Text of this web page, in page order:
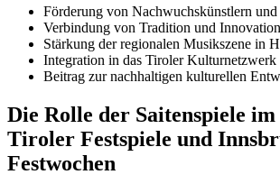
Förderung von Nachwuchskünstlern
Verbindung von Tradition und Innovation
Stärkung der regionalen Musikszene in
Integration in das Tiroler Kulturnetzwerk
Beitrag zur nachhaltigen kulturellen
Die Rolle der Saitenspiele
Tiroler Festspiele und
Festwochen